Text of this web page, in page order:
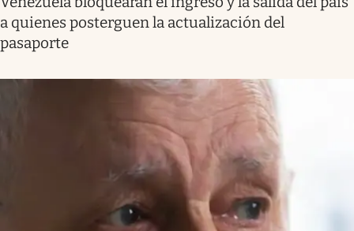
a quienes posterguen la actualización del
pasaporte